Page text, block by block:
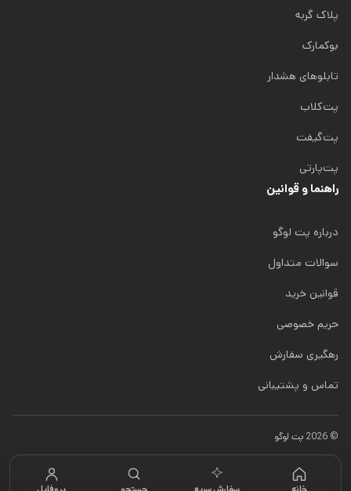
پلاک گربه
بوکمارک
تابلوهای هشدار
پت‌کلاب
پت‌گیفت
پت‌پارتی
راهنما و قوانین
درباره پت لوگو
سوالات متداول
قوانین خرید
حریم خصوصی
رهگیری سفارش
تماس و پشتیبانی
© 2026 پت لوگو